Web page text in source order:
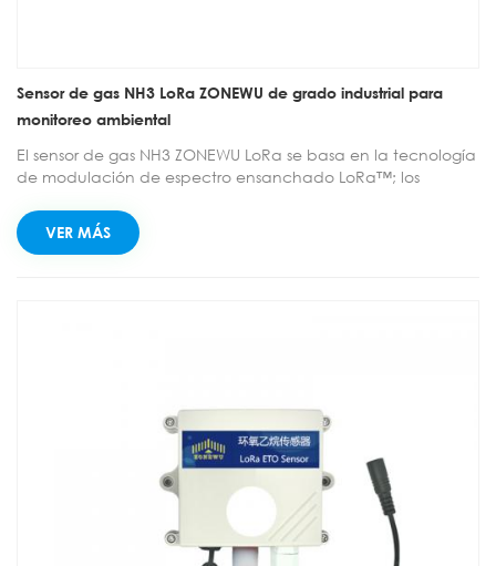
Sensor de gas NH3 LoRa ZONEWU de grado industrial para
monitoreo ambiental
El sensor de gas NH3 ZONEWU LoRa se basa en la tecnología
de modulación de espectro ensanchado LoRa™; los
distancia. Sensor de gas amoníaco LoRaWAN que integra la
recopilación y el monitoreo de datos.
VER MÁS